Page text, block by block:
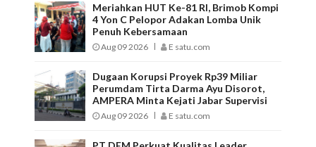
Meriahkan HUT Ke-81 RI, Brimob Kompi
4 Yon C Pelopor Adakan Lomba Unik
Penuh Kebersamaan
Aug 09 2026 E satu.com
Dugaan Korupsi Proyek Rp39 Miliar
Perumdam Tirta Darma Ayu Disorot,
AMPERA Minta Kejati Jabar Supervisi
Aug 09 2026 E satu.com